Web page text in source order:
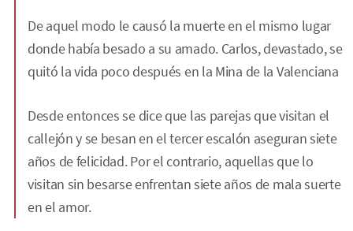
De aquel modo le causó la muerte en el mismo lugar
donde había besado a su amado. Carlos, devastado, se
quitó la vida poco después en la Mina de la Valenciana
Desde entonces se dice que las parejas que visitan el
callejón y se besan en el tercer escalón aseguran siete
años de felicidad. Por el contrario, aquellas que lo
visitan sin besarse enfrentan siete años de mala suerte
en el amor.